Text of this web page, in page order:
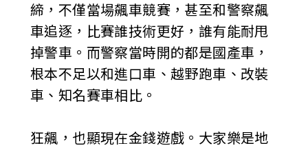
締，不僅當場飆車競賽，甚至和警察飆
車追逐，比賽誰技術更好，誰有能耐甩
掉警車。而警察當時開的都是國產車，
根本不足以和進口車、越野跑車、改裝
車、知名賽車相比。
狂飆，也顯現在金錢遊戲。大家樂是地